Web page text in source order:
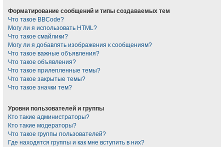
Форматирование сообщений и типы создаваемых тем
Что такое BBCode?
Могу ли я использовать HTML?
Что такое смайлики?
Могу ли я добавлять изображения к сообщениям?
Что такое важные объявления?
Что такое объявления?
Что такое прилепленные темы?
Что такое закрытые темы?
Что такое значки тем?
Уровни пользователей и группы
Кто такие администраторы?
Кто такие модераторы?
Что такое группы пользователей?
Где находятся группы и как мне вступить в них?